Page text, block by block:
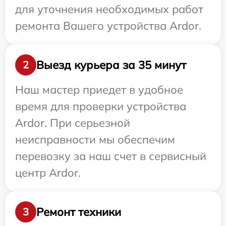
для уточнения необходимых работ
ремонта Вашего устройства Ardor.
2
Выезд курьера за 35 минут
Наш мастер приедет в удобное
время для проверки устройства
Ardor. При серьезной
неисправности мы обеспечим
перевозку за наш счет в сервисный
центр Ardor.
3 Ремонт техники